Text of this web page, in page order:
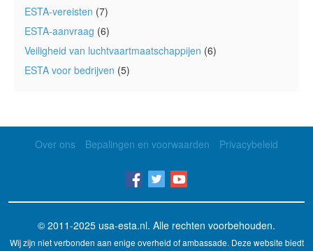
ESTA-vereisten (7)
ESTA-aanvraag (6)
Veiligheid van luchtvaartmaatschappijen (6)
ESTA voor bedrijven (5)
Over ons Bepalingen en voorwaarden Privacybeleid
© 2011-2025 usa-esta.nl. Alle rechten voorbehouden.
Wij zijn niet verbonden aan enige overheid of ambassade. Deze website biedt